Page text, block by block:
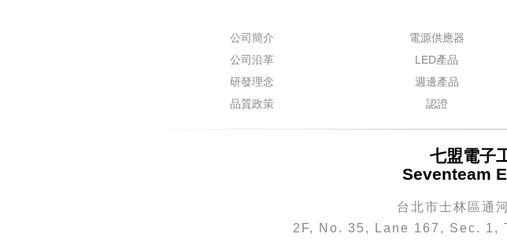
公司簡介
公司沿革
研發理念
品質政策
電源供應器
LED產品
週邊產品
認證
七盟電子
Seventeam
台北市士林區通
2F, No. 35, Lane 167, Sec. 1,